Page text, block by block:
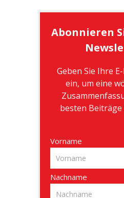
Abonnieren
Geben Sie Ihre
ein, um eine
besten
Vorname
Nachname